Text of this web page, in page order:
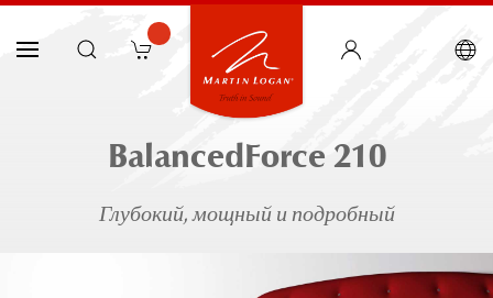
BalancedForce 210
Глубокий, мощный и подробный